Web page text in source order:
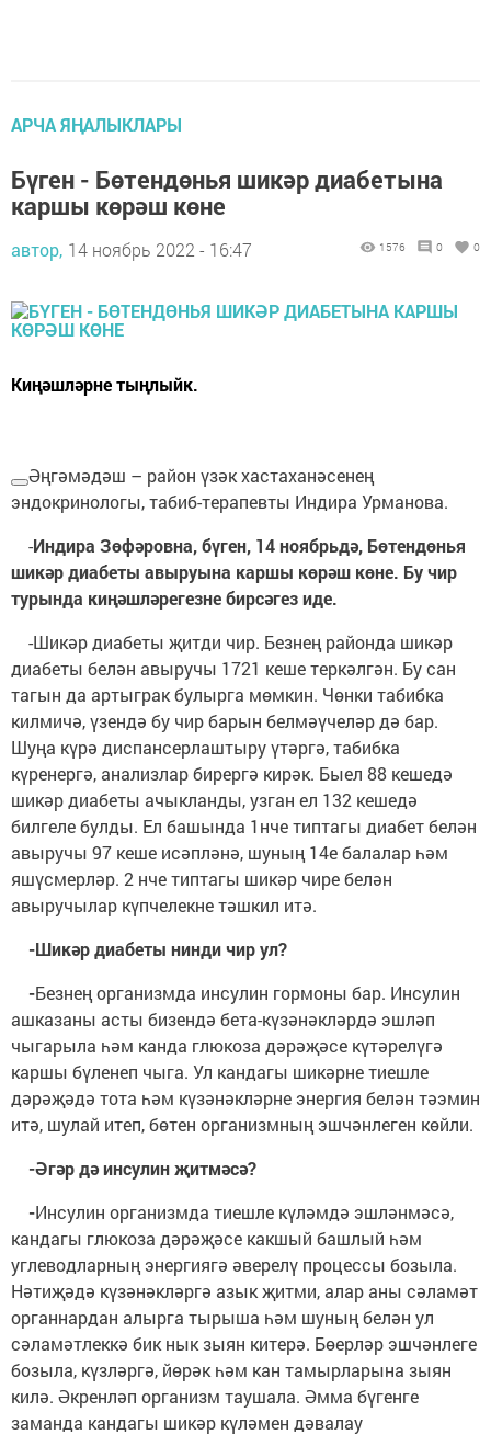
АРЧА ЯҢАЛЫКЛАРЫ
Бүген - Бөтендөнья шикәр диабетына
каршы көрәш көне
автор, 14 ноябрь 2022 - 16:47 1576 0 0
Киңәшләрне тыңлыйк.
Әңгәмәдәш – район үзәк хастаханәсенең
эндокринологы, табиб-терапевты Индира Урманова.
-Индира Зөфәровна, бүген, 14 ноябрьдә, Бөтендөнья
шикәр диабеты авыруына каршы көрәш көне. Бу чир
турында киңәшләрегезне бирсәгез иде.
-Шикәр диабеты җитди чир. Безнең районда шикәр
диабеты белән авыручы 1721 кеше теркәлгән. Бу сан
тагын да артыграк булырга мөмкин. Чөнки табибка
килмичә, үзендә бу чир барын белмәүчеләр дә бар.
Шуңа күрә диспансерлаштыру үтәргә, табибка
күренергә, анализлар бирергә кирәк. Быел 88 кешедә
шикәр диабеты ачыкланды, узган ел 132 кешедә
билгеле булды. Ел башында 1нче типтагы диабет белән
авыручы 97 кеше исәпләнә, шуның 14е балалар һәм
яшүсмерләр. 2 нче типтагы шикәр чире белән
авыручылар күпчелекне тәшкил итә.
-Шикәр диабеты нинди чир ул?
-Безнең организмда инсулин гормоны бар. Инсулин
ашказаны асты бизендә бета-күзәнәкләрдә эшләп
чыгарыла һәм канда глюкоза дәрәҗәсе күтәрелүгә
каршы бүленеп чыга. Ул кандагы шикәрне тиешле
дәрәҗәдә тота һәм күзәнәкләрне энергия белән тәэмин
итә, шулай итеп, бөтен организмның эшчәнлеген көйли.
-Әгәр дә инсулин җитмәсә?
-Инсулин организмда тиешле күләмдә эшләнмәсә,
кандагы глюкоза дәрәҗәсе какшый башлый һәм
углеводларның энергиягә әверелү процессы бозыла.
Нәтиҗәдә күзәнәкләргә азык җитми, алар аны сәламәт
органнардан алырга тырыша һәм шуның белән ул
сәламәтлеккә бик нык зыян китерә. Бөерләр эшчәнлеге
бозыла, күзләргә, йөрәк һәм кан тамырларына зыян
килә. Әкренләп организм таушала. Әмма бүгенге
заманда кандагы шикәр күләмен дәвалау